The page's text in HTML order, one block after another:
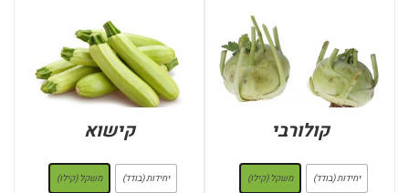
קולורבי
יחידות (בודד) משקל (קילו)
קישוא
יחידות (בודד) משקל (קילו)